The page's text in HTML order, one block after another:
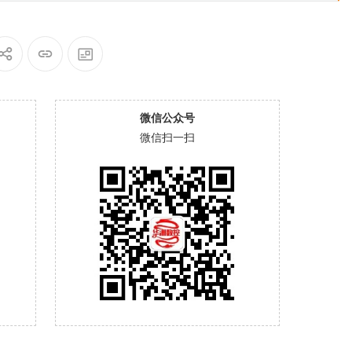
微信公众号
微信扫一扫